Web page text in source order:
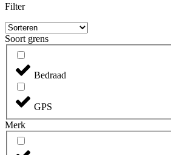
Filter
Soort grens
Bedraad
GPS
Merk